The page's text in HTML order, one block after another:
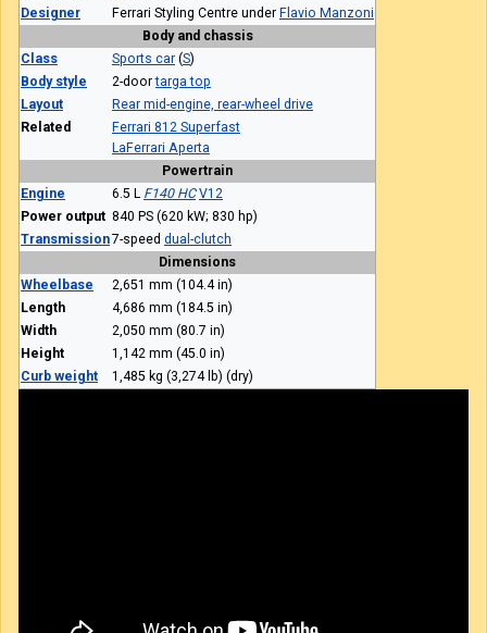
Designer
Ferrari Styling Centre under Flavio Manzoni
Body and chassis
Class
Sports car (S)
Body style
2-door targa top
Layout
Rear mid-engine, rear-wheel drive
Related
Ferrari 812 Superfast
LaFerrari Aperta
Powertrain
Engine
6.5 L F140 HC V12
Power output 840 PS (620 kW; 830 hp)
Transmission7-speed dual-clutch
Dimensions
Wheelbase
2,651 mm (104.4 in)
Length
4,686 mm (184.5 in)
Width
2,050 mm (80.7 in)
Height
1,142 mm (45.0 in)
Curb weight
1,485 kg (3,274 lb) (dry)